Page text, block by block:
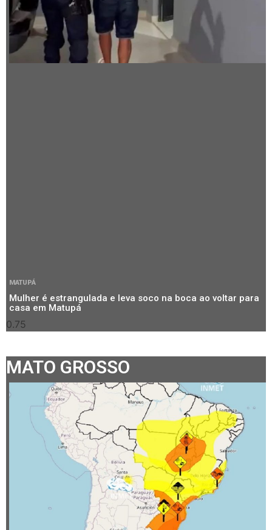
MATUPÁ
Mulher é estrangulada e leva soco na boca ao voltar para
casa em Matupá
MATO GROSSO